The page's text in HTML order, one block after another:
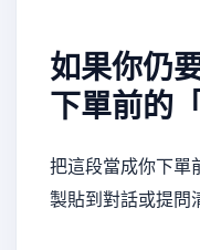
如果你仍
下單前的
把這段當成你下單
製貼到對話或提問